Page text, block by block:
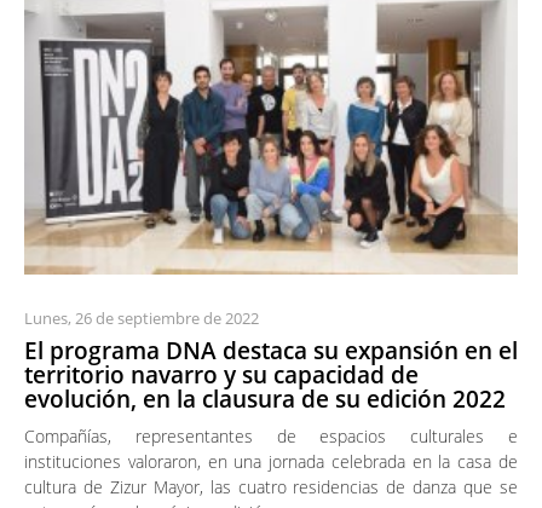
Lunes, 26 de septiembre de 2022
El programa DNA destaca su expansión en el
territorio navarro y su capacidad de
evolución, en la clausura de su edición 2022
Compañías, representantes de espacios culturales e
instituciones valoraron, en una jornada celebrada en la casa de
cultura de Zizur Mayor, las cuatro residencias de danza que se